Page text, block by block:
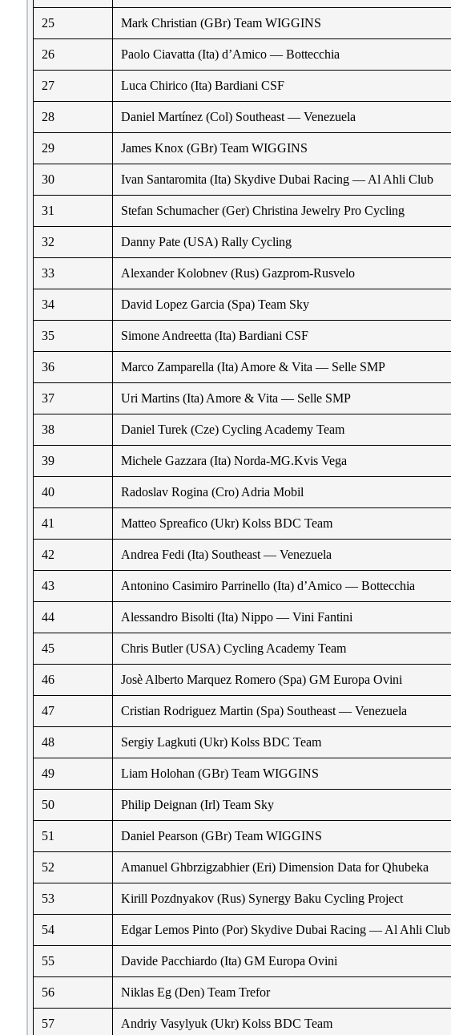
25 Mark Christian (GBr) Team WIGGINS
26 Paolo Ciavatta (Ita) d’Amico — Bottecchia
27 Luca Chirico (Ita) Bardiani CSF
28 Daniel Martínez (Col) Southeast — Venezuela
29 James Knox (GBr) Team WIGGINS
30 Ivan Santaromita (Ita) Skydive Dubai Racing — Al Ahli Club
31 Stefan Schumacher (Ger) Christina Jewelry Pro Cycling
32 Danny Pate (USA) Rally Cycling
33 Alexander Kolobnev (Rus) Gazprom-Rusvelo
34 David Lopez Garcia (Spa) Team Sky
35 Simone Andreetta (Ita) Bardiani CSF
36 Marco Zamparella (Ita) Amore & Vita — Selle SMP
37 Uri Martins (Ita) Amore & Vita — Selle SMP
38 Daniel Turek (Cze) Cycling Academy Team
39 Michele Gazzara (Ita) Norda-MG.Kvis Vega
40 Radoslav Rogina (Cro) Adria Mobil
41 Matteo Spreafico (Ukr) Kolss BDC Team
42 Andrea Fedi (Ita) Southeast — Venezuela
43 Antonino Casimiro Parrinello (Ita) d’Amico — Bottecchia
44 Alessandro Bisolti (Ita) Nippo — Vini Fantini
45 Chris Butler (USA) Cycling Academy Team
46 Josè Alberto Marquez Romero (Spa) GM Europa Ovini
47 Cristian Rodriguez Martin (Spa) Southeast — Venezuela
48 Sergiy Lagkuti (Ukr) Kolss BDC Team
49 Liam Holohan (GBr) Team WIGGINS
50 Philip Deignan (Irl) Team Sky
51 Daniel Pearson (GBr) Team WIGGINS
52 Amanuel Ghbrzigzabhier (Eri) Dimension Data for Qhubeka
53 Kirill Pozdnyakov (Rus) Synergy Baku Cycling Project
54 Edgar Lemos Pinto (Por) Skydive Dubai Racing — Al Ahli Club
55 Davide Pacchiardo (Ita) GM Europa Ovini
56 Niklas Eg (Den) Team Trefor
57 Andriy Vasylyuk (Ukr) Kolss BDC Team